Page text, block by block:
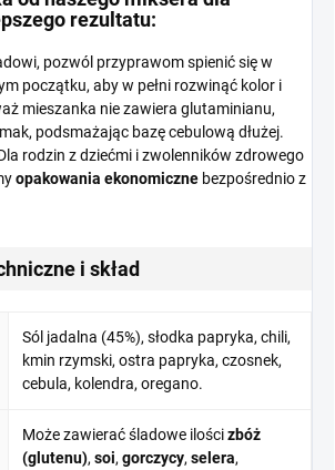
rezultatu:
pozwól przyprawom spienić się w
początku, aby w pełni rozwinąć kolor i
mieszanka nie zawiera glutaminianu,
podsmażając bazę cebulową dłużej.
rodzin z dziećmi i zwolenników zdrowego
opakowania ekonomiczne bezpośrednio z
i skład
Sól jadalna (45%), słodka papryka, chili,
kmin rzymski, ostra papryka, czosnek,
cebula, kolendra, oregano.
Może zawierać śladowe ilościzbóż
(glutenu), soi, gorczycy, selera,